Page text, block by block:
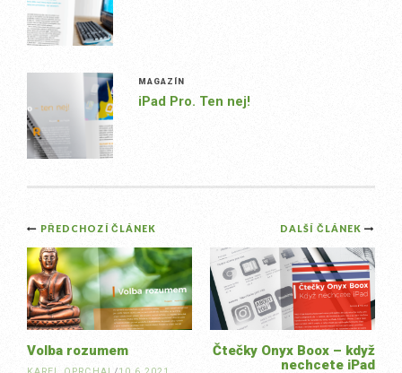
MAGAZÍN
iPad Pro. Ten nej!
Post
navigation
DALŠÍ ČLÁNEK
Čtečky Onyx Boox – když
nechcete iPad
PŘEDCHOZÍ ČLÁNEK
Volba rozumem